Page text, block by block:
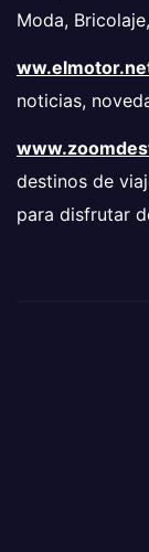
Moda,
noticias,
destinos de
para disfrutar